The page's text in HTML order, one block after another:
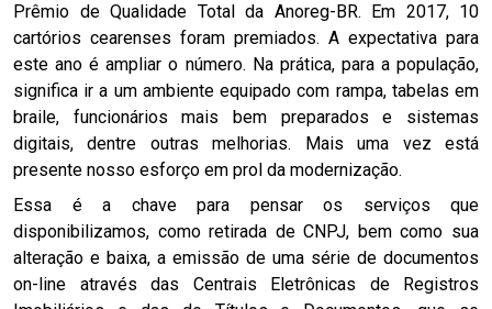
Prêmio de Qualidade Total da Anoreg-BR. Em 2017, 10
cartórios cearenses foram premiados. A expectativa para
este ano é ampliar o número. Na prática, para a população,
significa ir a um ambiente equipado com rampa, tabelas em
braile, funcionários mais bem preparados e sistemas
digitais, dentre outras melhorias. Mais uma vez está
presente nosso esforço em prol da modernização.
Essa é a chave para pensar os serviços que
disponibilizamos, como retirada de CNPJ, bem como sua
alteração e baixa, a emissão de uma série de documentos
on-line através das Centrais Eletrônicas de Registros